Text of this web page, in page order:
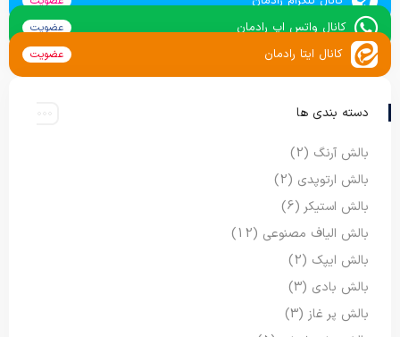
کانال واتس اپ رادمان عضویت
کانال ایتا رادمان عضویت
دسته بندی ها
بالش آرنگ (2)
بالش ارتوپدی (2)
بالش استیکر(6)
بالش الیاف مصنوعی (12)
بالش ایپک (2)
بالش بادی (3)
بالش پر غاز (3)